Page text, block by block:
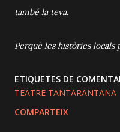
també la teva.
Perquè les històries locals
ETIQUETES DE
TEATRE TANTARANTANA
COMPARTEIX